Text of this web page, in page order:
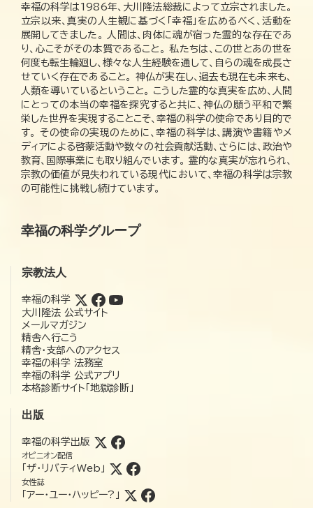
幸福の科学は1986年、大川隆法総裁によって立宗されました。
立宗以来、真実の人生観に基づく「幸福」を広めるべく、活動を
展開してきました。 人間は、肉体に魂が宿った霊的な存在であ
り、心こそがその本質であること。 私たちは、この世とあの世を
何度も転生輪廻し、様々な人生経験を通して、自らの魂を成長さ
せていく存在であること。 神仏が実在し、過去も現在も未来も、
人類を導いているということ。 こうした霊的な真実を広め、人間
にとっての本当の幸福を探究すると共に、神仏の願う平和で繁
栄した世界を実現することこそ、幸福の科学の使命であり目的で
す。 その使命の実現のために、幸福の科学は、講演や書籍やメ
ディアによる啓蒙活動や数々の社会貢献活動、さらには、政治や
教育、国際事業にも取り組んでいます。 霊的な真実が忘れられ、
宗教の価値が見失われている現代において、幸福の科学は宗教
の可能性に挑戦し続けています。
幸福の科学グループ
宗教法人
幸福の科学
大川隆法 公式サイト
メールマガジン
精舎へ行こう
精舎・支部へのアクセス
幸福の科学 法務室
幸福の科学 公式アプリ
本格診断サイト「地獄診断」
出版
幸福の科学出版
オピニオン配信
「ザ・リバティWeb」
女性誌
「アー・ユー・ハッピー?」